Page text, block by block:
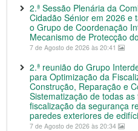
2.ª Sessão Plenária da
Cidadão Sénior em 2026 e
o Grupo de Coordenação
Mecanismo de Protecção
7 de Agosto de 2026 às 20:41
2.ª reunião do Grupo
para Optimização da
Construção, Reparação e
Sistematização de todas
fiscalização da segurança
paredes exteriores de
7 de Agosto de 2026 às 20:34